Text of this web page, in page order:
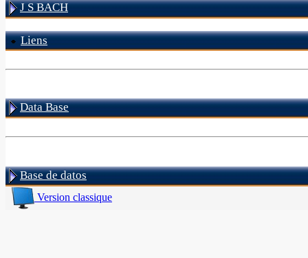
J S BACH
Liens
Data Base
Base de datos
Version classique